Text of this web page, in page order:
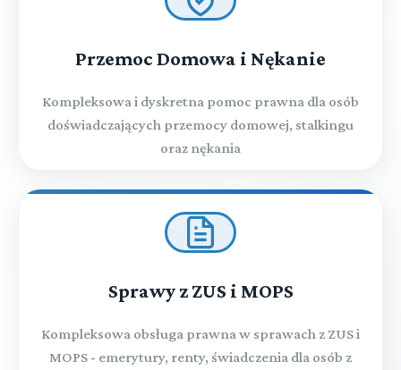
Przemoc Domowa i Nękanie
Kompleksowa i dyskretna pomoc prawna dla osób
doświadczających przemocy domowej, stalkingu
oraz nękania
Sprawy z ZUS i MOPS
Kompleksowa obsługa prawna w sprawach z ZUS i
MOPS - emerytury, renty, świadczenia dla osób z